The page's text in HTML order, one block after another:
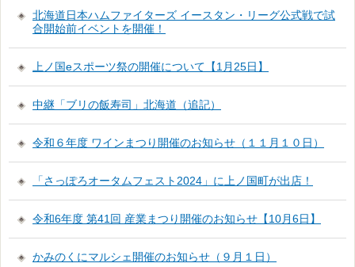
北海道日本ハムファイターズ イースタン・リーグ公式戦で試
合開始前イベントを開催！
上ノ国eスポーツ祭の開催について【1月25日】
中継「ブリの飯寿司」北海道（追記）
令和６年度 ワインまつり開催のお知らせ（１１月１０日）
「さっぽろオータムフェスト2024」に上ノ国町が出店！
令和6年度 第41回 産業まつり開催のお知らせ【10月6日】
かみのくにマルシェ開催のお知らせ（９月１日）